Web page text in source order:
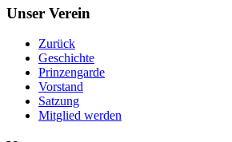
Unser Verein
Zurück
Geschichte
Prinzengarde
Vorstand
Satzung
Mitglied werden